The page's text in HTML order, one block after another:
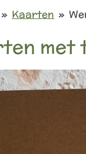
» Kaarten »
met